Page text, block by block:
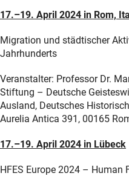
17.–19. April 2024 in Rom,
Migration und städtischer
Jahrhunderts
Veranstalter: Professor Dr.
Stiftung – Deutsche
Ausland, Deutsches
Aurelia Antica 391, 00165
17.–19. April 2024 in Lübeck
HFES Europe 2024 – Human